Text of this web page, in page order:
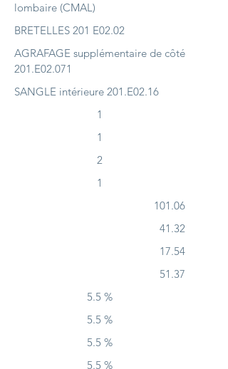
lombaire (CMAL)
BRETELLES 201 E02.02
AGRAFAGE supplémentaire de côté
201.E02.071
SANGLE intérieure 201.E02.16
1
1
2
1
101.06
41.32
17.54
51.37
5.5 %
5.5 %
5.5 %
5.5 %